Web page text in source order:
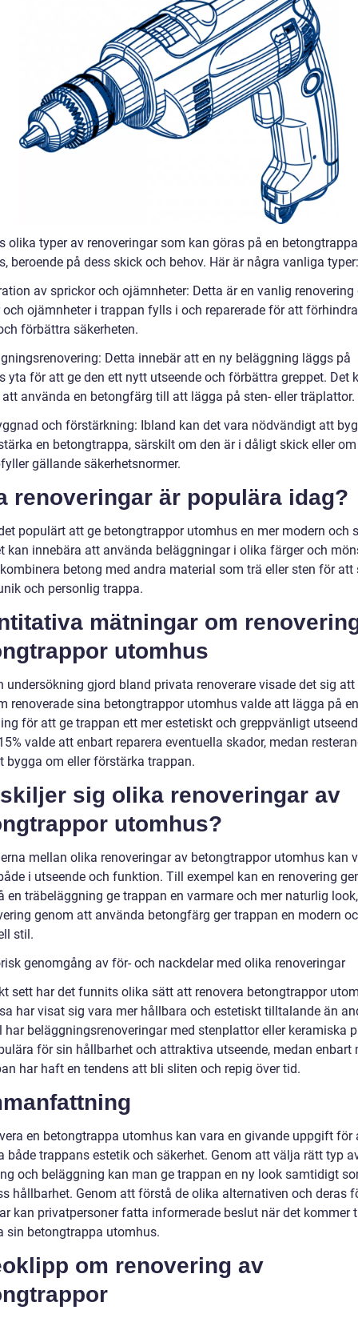
olika typer av renoveringar som kan göras på en betongtrappa
beroende på dess skick och behov. Här är några vanliga typer:
av sprickor och ojämnheter: Detta är en vanlig renovering
och ojämnheter i trappan fylls i och reparerade för att
förbättra säkerheten.
Detta innebär att en ny beläggning läggs på
yta för att ge den ett nytt utseende och förbättra greppet. Det
använda en betongfärg till att lägga på sten- eller träplattor.
och förstärkning: Ibland kan det vara nödvändigt att
en betongtrappa, särskilt om den är i dåligt skick eller
gällande säkerhetsnormer.
renoveringar är populära idag?
populärt att ge betongtrappor utomhus en mer modern och
kan innebära att använda beläggningar i olika färger och
betong med andra material som trä eller sten för att
och personlig trappa.
mätningar om
utomhus
undersökning gjord bland privata renoverare visade det sig att
renoverade sina betongtrappor utomhus valde att lägga på
för att ge trappan ett mer estetiskt och greppvänligt
valde att enbart reparera eventuella skador, medan
bygga om eller förstärka trappan.
sig olika renoveringar av
utomhus?
mellan olika renoveringar av betongtrappor utomhus kan
i utseende och funktion. Till exempel kan en renovering
en träbeläggning ge trappan en varmare och mer naturlig
genom att använda betongfärg ger trappan en modern
stil.
genomgång av för- och nackdelar med olika renoveringar
sett har det funnits olika sätt att renovera betongtrappor
har visat sig vara mer hållbara och estetiskt tilltalande än
har beläggningsrenoveringar med stenplattor eller keramiska
för sin hållbarhet och attraktiva utseende, medan enbart
har haft en tendens att bli sliten och repig över tid.
en betongtrappa utomhus kan vara en givande uppgift för
både trappans estetik och säkerhet. Genom att välja rätt typ
och beläggning kan man ge trappan en ny look samtidigt
hållbarhet. Genom att förstå de olika alternativen och deras
kan privatpersoner fatta informerade beslut när det kommer
sin betongtrappa utomhus.
om renovering av